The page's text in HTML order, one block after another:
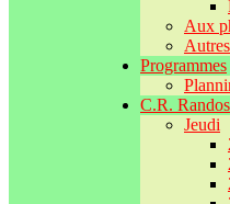
Aux
Programmes
C.R. Randos
Jeudi